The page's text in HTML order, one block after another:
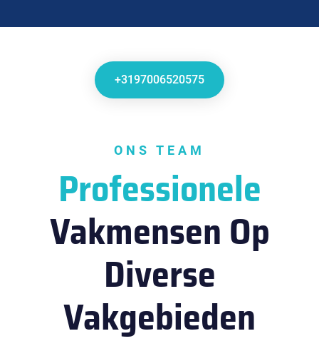
+3197006520575
ONS TEAM
Professionele
Vakmensen Op
Diverse
Vakgebieden